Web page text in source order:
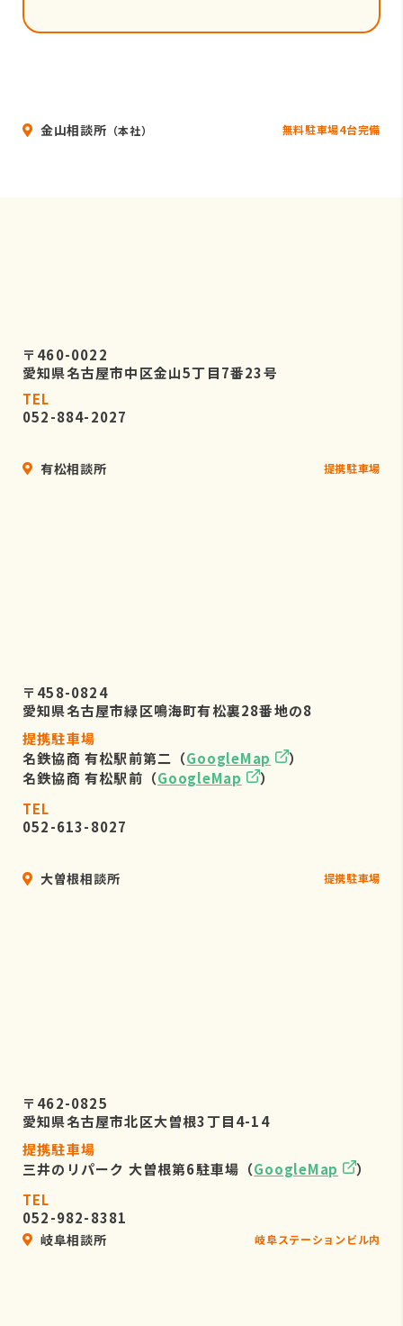
金山相談所 （本社） 無料駐車場4台完備
〒460-0022
愛知県名古屋市中区金山5丁目7番23号
TEL
052-884-2027
有松相談所 提携駐車場
〒458-0824
愛知県名古屋市緑区鳴海町有松裏28番地の8
提携駐車場
名鉄協商 有松駅前第二（GoogleMap
）
名鉄協商 有松駅前（GoogleMap
）
TEL
052-613-8027
大曽根相談所 提携駐車場
〒462-0825
愛知県名古屋市北区大曽根3丁目4-14
提携駐車場
三井のリパーク 大曽根第6駐車場（GoogleMap
）
TEL
052-982-8381
岐阜相談所 岐阜ステーションビル内